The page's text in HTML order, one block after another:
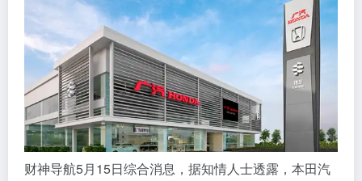
财神导航5月15日综合消息，据知情人士透露，本田汽